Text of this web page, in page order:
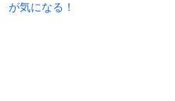
が気になる！